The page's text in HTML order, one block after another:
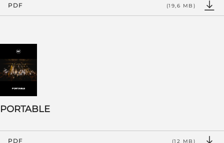
PDF (19,6 MB)
PORTABLE
PDF (12 MB)